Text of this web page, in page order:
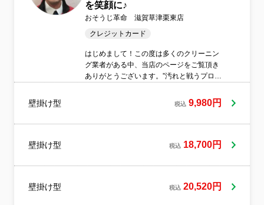
名していただけるよう致します。 頑固おや
じのラーメン屋、不愛想な職人のような時
満足、価格に満足、接客に満足 三つの満足
を笑顔に♪
おそうじ革命 滋賀草津栗東店
クレジットカード
はじめまして！この度は多くのクリーニン
グ業者がある中、当店のページをご覧頂き
ありがとうございます。”汚れと戦うプロ集
します。45日間に及ぶ厳しい研修をクリア
して、滋賀県1号店として出店させて頂きま
不安がありますよね。その不安、心配ご無
夫婦でお伺いするので、ご安心ください
壁掛け型 税込 9,980円
壁掛け型 税込 18,700円
壁掛け型 税込 20,520円